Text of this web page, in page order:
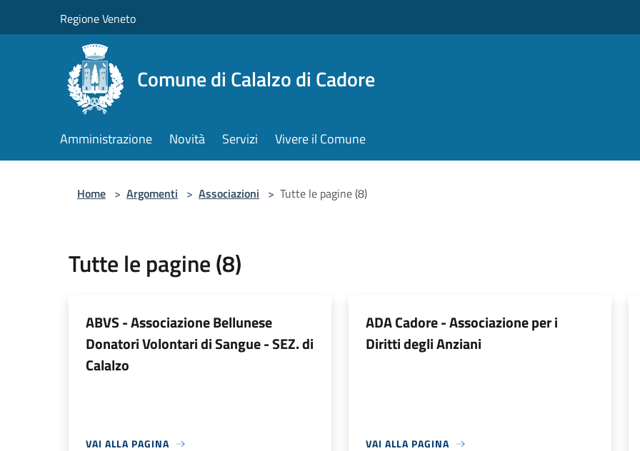
Regione Veneto
Comune di Calalzo di Cadore
Amministrazione Novità Servizi Vivere il Comune
Home > Argomenti > Associazioni > Tutte le pagine (8)
Tutte le pagine (8)
ABVS - Associazione Bellunese
Donatori Volontari di Sangue - SEZ. di
Calalzo
VAI ALLA PAGINA
ADA Cadore - Associazione per i
Diritti degli Anziani
VAI ALLA PAGINA